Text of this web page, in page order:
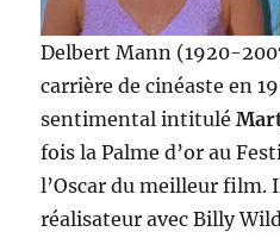
Delbert Mann (1920-
carrière de cinéaste en
sentimental intitulé
fois la Palme d’or au
l’Oscar du meilleur film.
réalisateur avec Billy